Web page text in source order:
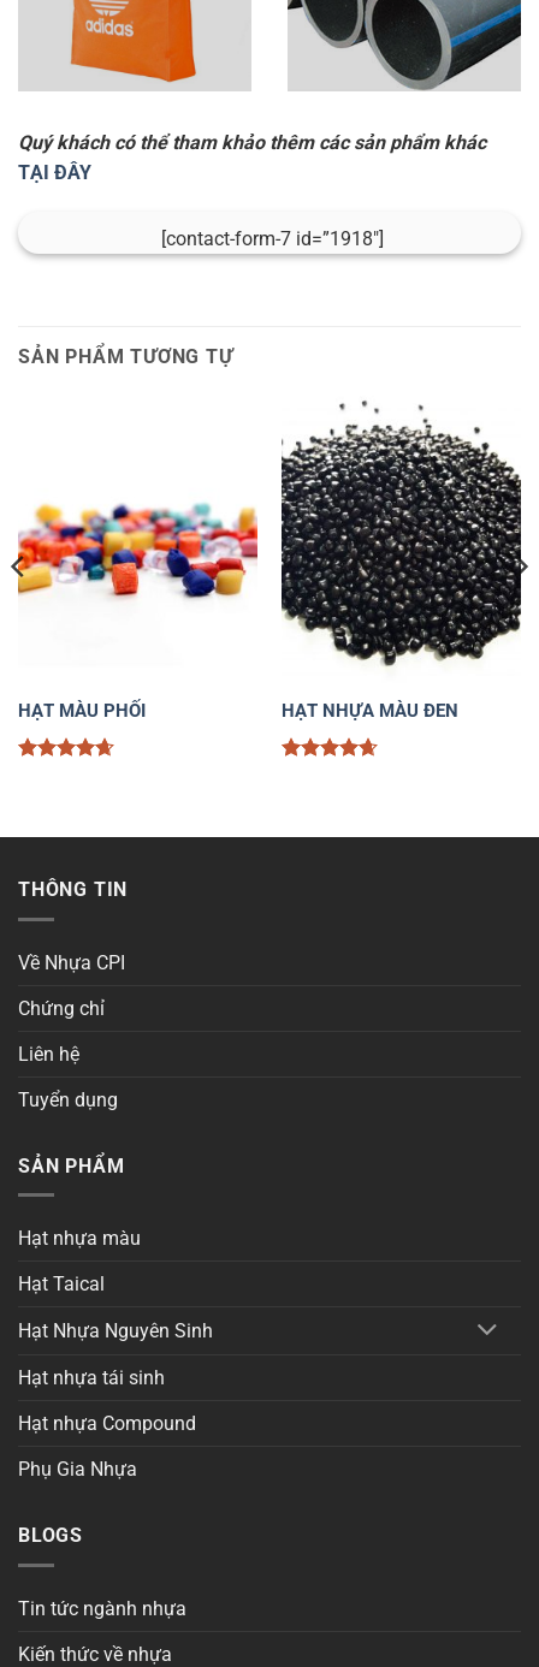
Quý khách có thể tham khảo thêm các sản phẩm khác
TẠI ĐÂY
[contact-form-7 id=”1918″]
SẢN PHẨM TƯƠNG TỰ
HẠT MÀU PHỐI HẠT NHỰA MÀU ĐEN
THÔNG TIN
Về Nhựa CPI
Chứng chỉ
Liên hệ
Tuyển dụng
SẢN PHẨM
Hạt nhựa màu
Hạt Taical
Hạt Nhựa Nguyên Sinh
Hạt nhựa tái sinh
Hạt nhựa Compound
Phụ Gia Nhựa
BLOGS
Tin tức ngành nhựa
Kiến thức về nhựa